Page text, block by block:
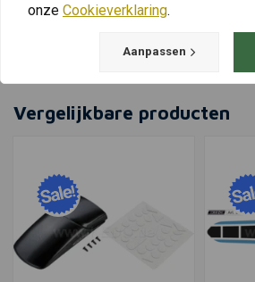
Vergelijkbare producten
onze Cookieverklaring.
Aanpassen